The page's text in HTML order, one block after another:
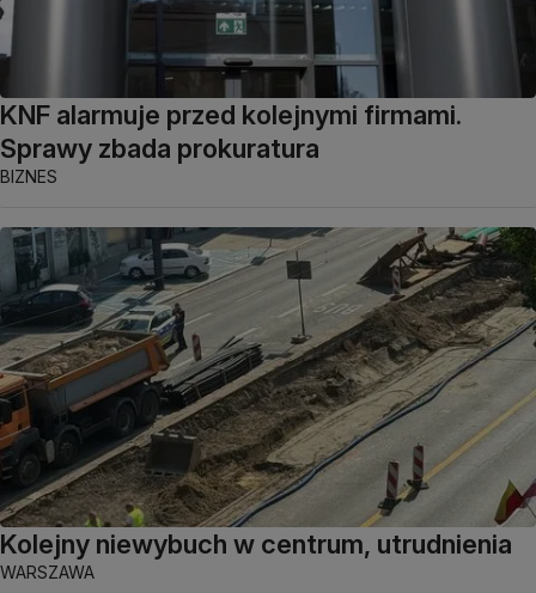
KNF alarmuje przed kolejnymi firmami.
Sprawy zbada prokuratura
BIZNES
Kolejny niewybuch w centrum, utrudnienia
WARSZAWA